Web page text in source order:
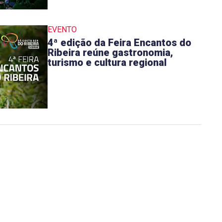
EVENTO
4ª edição da Feira Encantos do
Ribeira reúne gastronomia,
turismo e cultura regional